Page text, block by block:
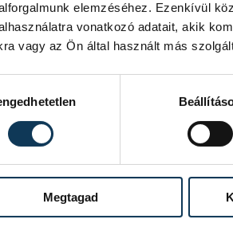
elemzéséhez. Ezenkívül
vonatkozó adatait, akik
vagy az Ön által használt más
Megtagad
önkormányzati frakcióvezetője
a kormány döntése révén több olyan
ember él. A frakcióvezető arra kérte
az illetékesekkel arról, milyen